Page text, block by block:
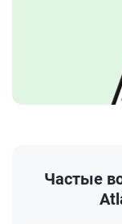
Частые